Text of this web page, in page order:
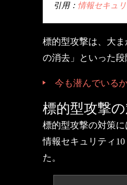
引用： 情報セキュ
標的型攻撃は、大
の消去」といった
今も潜んでいる
標的型攻撃
標的型攻撃の対策に
情報セキュリティ10
た。